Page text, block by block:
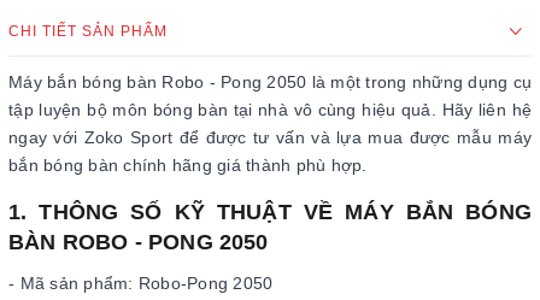
CHI TIẾT SẢN PHẨM
Máy bắn bóng bàn Robo - Pong 2050 là một trong những dụng cụ
tập luyện bộ môn bóng bàn tại nhà vô cùng hiệu quả. Hãy liên hệ
ngay với Zoko Sport để được tư vấn và lựa mua được mẫu máy
bắn bóng bàn chính hãng giá thành phù hợp.
1. THÔNG SỐ KỸ THUẬT VỀ MÁY BẮN BÓNG
BÀN ROBO - PONG 2050
- Mã sản phẩm: Robo-Pong 2050